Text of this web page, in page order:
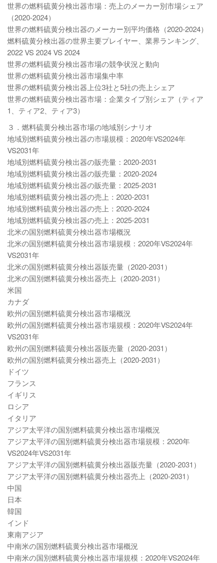
世界の燃料硫黄分検出器市場：売上のメーカー別市場シェア
（2020-2024）
世界の燃料硫黄分検出器のメーカー別平均価格（2020-2024）
燃料硫黄分検出器の世界主要プレイヤー、業界ランキング、
2022 VS 2024 VS 2024
世界の燃料硫黄分検出器市場の競争状況と動向
世界の燃料硫黄分検出器市場集中率
世界の燃料硫黄分検出器上位3社と5社の売上シェア
世界の燃料硫黄分検出器市場：企業タイプ別シェア（ティア
1、ティア2、ティア3）
３．燃料硫黄分検出器市場の地域別シナリオ
地域別燃料硫黄分検出器の市場規模：2020年VS2024年
VS2031年
地域別燃料硫黄分検出器の販売量：2020-2031
地域別燃料硫黄分検出器の販売量：2020-2024
地域別燃料硫黄分検出器の販売量：2025-2031
地域別燃料硫黄分検出器の売上：2020-2031
地域別燃料硫黄分検出器の売上：2020-2024
地域別燃料硫黄分検出器の売上：2025-2031
北米の国別燃料硫黄分検出器市場概況
北米の国別燃料硫黄分検出器市場規模：2020年VS2024年
VS2031年
北米の国別燃料硫黄分検出器販売量（2020-2031）
北米の国別燃料硫黄分検出器売上（2020-2031）
米国
カナダ
欧州の国別燃料硫黄分検出器市場概況
欧州の国別燃料硫黄分検出器市場規模：2020年VS2024年
VS2031年
欧州の国別燃料硫黄分検出器販売量（2020-2031）
欧州の国別燃料硫黄分検出器売上（2020-2031）
ドイツ
フランス
イギリス
ロシア
イタリア
アジア太平洋の国別燃料硫黄分検出器市場概況
アジア太平洋の国別燃料硫黄分検出器市場規模：2020年
VS2024年VS2031年
アジア太平洋の国別燃料硫黄分検出器販売量（2020-2031）
アジア太平洋の国別燃料硫黄分検出器売上（2020-2031）
中国
日本
韓国
インド
東南アジア
中南米の国別燃料硫黄分検出器市場概況
中南米の国別燃料硫黄分検出器市場規模：2020年VS2024年